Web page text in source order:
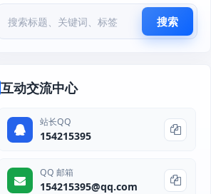
搜索
互动交流中心
站长QQ
154215395
QQ 邮箱
154215395@qq.com